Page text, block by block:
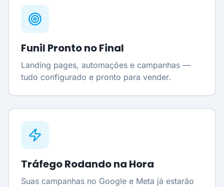
Funil Pronto no Final
Landing pages, automações e campanhas —
tudo configurado e pronto para vender.
Tráfego Rodando na Hora
Suas campanhas no Google e Meta já estarão